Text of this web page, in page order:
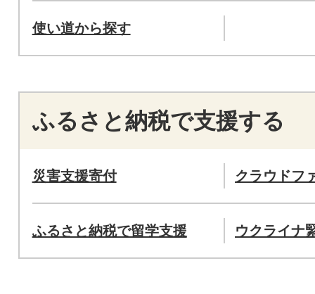
使い道から探す
ふるさと納税で支援する
災害支援寄付 クラウドフ
ふるさと納税で留学支援 ウクライナ